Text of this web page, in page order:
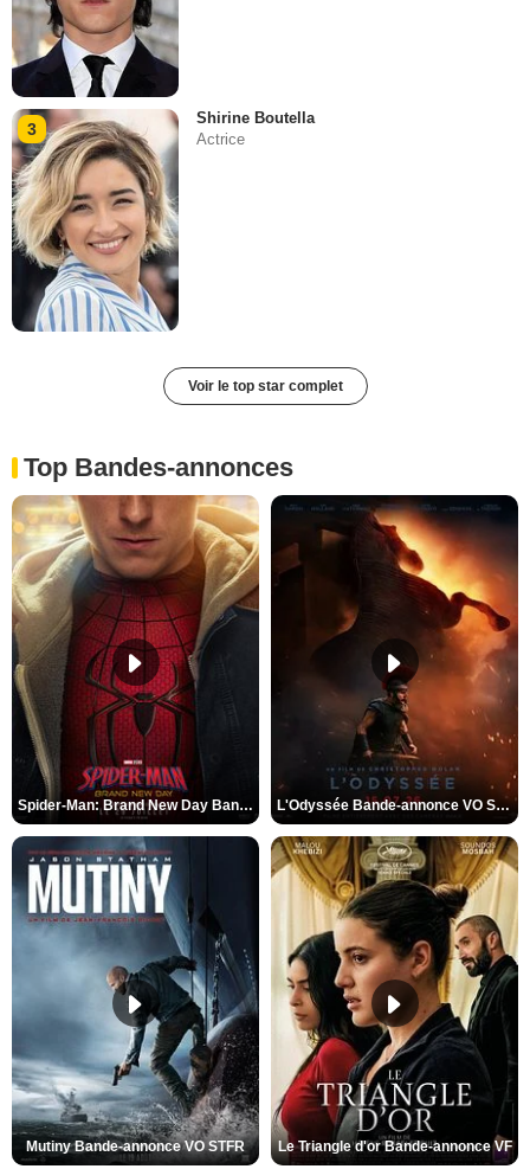
3
Shirine Boutella
Actrice
Voir le top star complet
Top Bandes-annonces
Spider-Man: Brand New Day Bande-annonce VO STFR L'Odyssée Bande-annonce VO STFR
Mutiny Bande-annonce VO STFR Le Triangle d'or Bande-annonce VF